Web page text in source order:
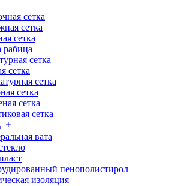
сетка
сетка
сетка
рабица
сетка
сетка
сетка
сетка
сетка
сетка
вата
пенополистирол
изоляция